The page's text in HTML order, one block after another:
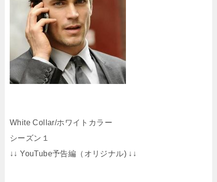
White Collar/ホワイトカラー
シーズン１
↓↓ YouTube予告編（オリジナル) ↓↓